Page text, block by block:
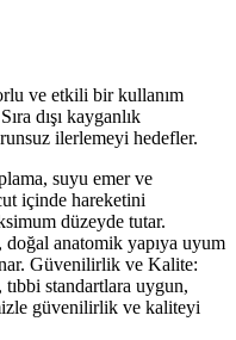
ve etkili bir kullanım
dışı kayganlık
ilerlemeyi hedefler.
suyu emer ve
içinde hareketini
düzeyde tutar.
doğal anatomik yapıya uyum
Güvenilirlik ve Kalite:
standartlara uygun,
güvenilirlik ve kaliteyi